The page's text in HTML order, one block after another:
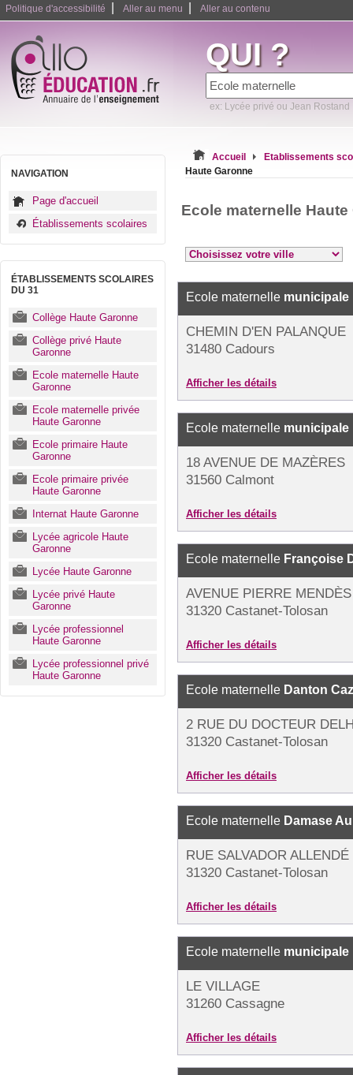
Politique d'accessibilité Aller au menu Aller au contenu
QUI ?
ex: Lycée privé ou Jean Rostand
NAVIGATION
Page d'accueil
Établissements scolaires
ÉTABLISSEMENTS SCOLAIRES
DU 31
Collège Haute Garonne
Collège privé Haute
Garonne
Ecole maternelle Haute
Garonne
Ecole maternelle privée
Haute Garonne
Ecole primaire Haute
Garonne
Ecole primaire privée
Haute Garonne
Internat Haute Garonne
Lycée agricole Haute
Garonne
Lycée Haute Garonne
Lycée privé Haute
Garonne
Lycée professionnel
Haute Garonne
Lycée professionnel privé
Haute Garonne
Accueil
Etablissements
Haute Garonne
Ecole maternelle
Ecole maternelle municipale
CHEMIN D'EN PALANQUE
31480 Cadours
Afficher les détails
Ecole maternelle municipale
18 AVENUE DE MAZÈRES
31560 Calmont
Afficher les détails
Ecole maternelle Françoise
AVENUE PIERRE
31320 Castanet-Tolosan
Afficher les détails
Ecole maternelle Danton
2 RUE DU DOCTEUR
31320 Castanet-Tolosan
Afficher les détails
Ecole maternelle Damase
RUE SALVADOR ALLENDÉ
31320 Castanet-Tolosan
Afficher les détails
Ecole maternelle municipale
LE VILLAGE
31260 Cassagne
Afficher les détails